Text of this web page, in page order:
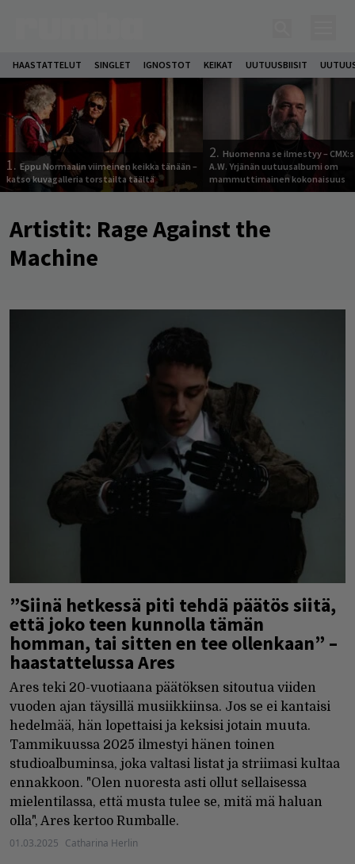
HAASTATTELUT SINGLET IGNOSTOT KEIKAT UUTUUSBIISIT
1. Eppu Normaalin viimeinen keikka tänään –
katso kuvagalleria torstailta täältä
2. Huomenna se ilmestyy –
A.W. Yrjänän uutuusalbumi om
mammuttimainen kokonaisuus
Artistit: Rage Against the
Machine
”Siinä hetkessä piti tehdä päätös siitä,
että joko teen kunnolla tämän
homman, tai sitten en tee ollenkaan” –
haastattelussa Ares
Ares teki 20-vuotiaana päätöksen sitoutua viiden
vuoden ajan täysillä musiikkiinsa. Jos se ei kantaisi
hedelmää, hän lopettaisi ja keksisi jotain muuta.
Tammikuussa 2025 ilmestyi hänen toinen
studioalbuminsa, joka valtasi listat ja striimasi kultaa
ennakkoon. "Olen nuoresta asti ollut sellaisessa
mielentilassa, että musta tulee se, mitä mä haluan
olla", Ares kertoo Rumballe.
01.03.2025 Catharina Herlin